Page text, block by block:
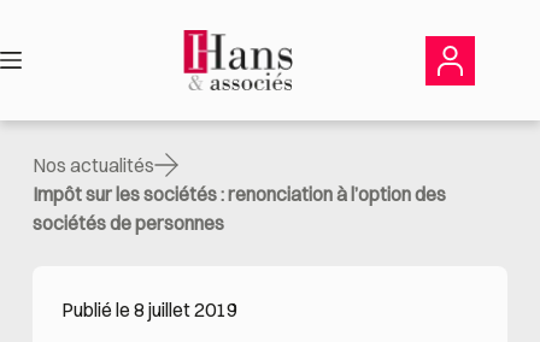
contenu
Nos actualités
Impôt sur les sociétés : renonciation à l’option des
sociétés de personnes
Publié le 8 juillet 2019